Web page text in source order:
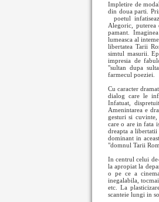
Impletire de
din doua parti.
poetul
Alegoric, puterea
pamant.
lumeasca al
libertatea Tarii
simtul masurii.
impresia de
"sultan dupa
farmecul poeziei.
Cu caracter
dialog care le
Infatuat,
Amenintarea e
gesturi si
care o are in fata
dreapta a
dominant in
"domnul Tarii
In centrul celui
la apropiat la
o pe ce a
inegalabila,
etc. La
scanteie lungi in